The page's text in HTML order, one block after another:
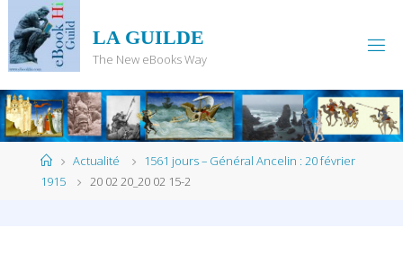
content
LA GUILDE
The New eBooks Way
HomeActualité
1561 jours – Général Ancelin : 20 février
1915
20 02 20_20 02 15-2